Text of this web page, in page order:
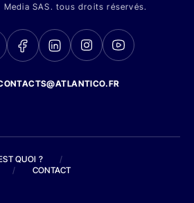
SAS. tous droits réservés.
QUOI ?
/
/ CONTACT